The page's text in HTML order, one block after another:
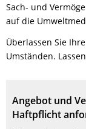
Sach- und
auf die
Überlassen Sie
Umständen.
Angebot und
Haftpflicht